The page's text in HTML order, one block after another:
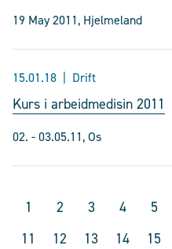
19 May 2011, Hjelmeland
15.01.18 Drift
Kurs i arbeidmedisin 2011
02. - 03.05.11, Os
1 2 3 4 5
11
12 13 14 15